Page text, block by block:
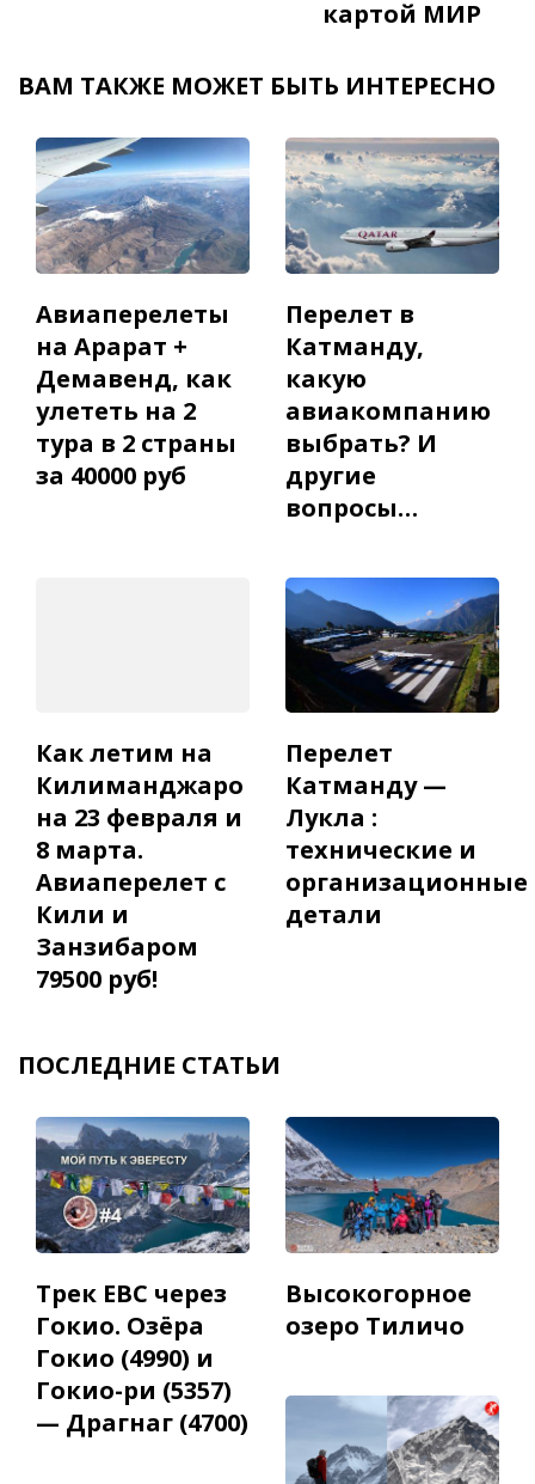
картой МИР
ВАМ ТАКЖЕ МОЖЕТ БЫТЬ ИНТЕРЕСНО
Авиаперелеты
на Арарат +
Демавенд, как
улететь на 2
тура в 2 страны
за 40000 руб
Перелет в
Катманду,
какую
авиакомпанию
выбрать? И
другие
вопросы…
Как летим на
Килиманджаро
на 23 февраля и
8 марта.
Авиаперелет с
Кили и
Занзибаром
79500 руб!
Перелет
Катманду —
Лукла :
технические и
организационные
детали
ПОСЛЕДНИЕ СТАТЬИ
Трек EBC через
Гокио. Озёра
Гокио (4990) и
Гокио-ри (5357)
— Драгнаг (4700)
Высокогорное
озеро Тиличо